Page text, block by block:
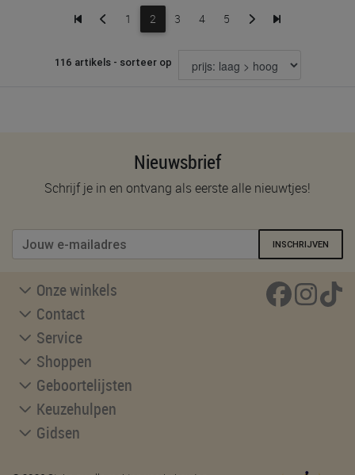
1 2 3 4 5
116 artikels - sorteer op
Nieuwsbrief
Schrijf je in en ontvang als eerste alle nieuwtjes!
INSCHRIJVEN
Onze winkels
Contact
Service
Shoppen
Geboortelijsten
Keuzehulpen
Gidsen